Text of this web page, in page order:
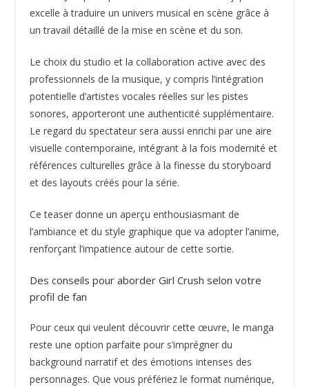
excelle à traduire un univers musical en scène grâce à
un travail détaillé de la mise en scène et du son.
Le choix du studio et la collaboration active avec des
professionnels de la musique, y compris l’intégration
potentielle d’artistes vocales réelles sur les pistes
sonores, apporteront une authenticité supplémentaire.
Le regard du spectateur sera aussi enrichi par une aire
visuelle contemporaine, intégrant à la fois modernité et
références culturelles grâce à la finesse du storyboard
et des layouts créés pour la série.
Ce teaser donne un aperçu enthousiasmant de
l’ambiance et du style graphique que va adopter l’anime,
renforçant l’impatience autour de cette sortie.
Des conseils pour aborder Girl Crush selon votre
profil de fan
Pour ceux qui veulent découvrir cette œuvre, le manga
reste une option parfaite pour s’imprégner du
background narratif et des émotions intenses des
personnages. Que vous préfériez le format numérique,